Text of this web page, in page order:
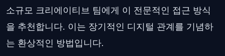
소규모 크리에이티브 팀에게 이 전문적인 접근 방식
을 추천합니다. 이는 장기적인 디지털 관계를 기념하
는 환상적인 방법입니다.